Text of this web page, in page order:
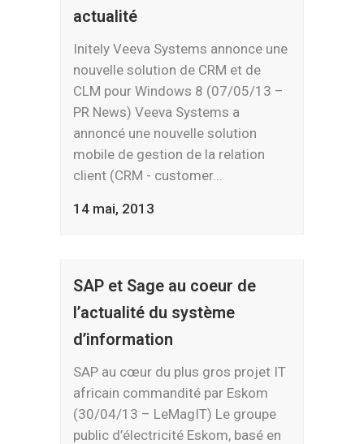
actualité
Initely Veeva Systems annonce une
nouvelle solution de CRM et de
CLM pour Windows 8 (07/05/13 –
PR News) Veeva Systems a
annoncé une nouvelle solution
mobile de gestion de la relation
client (CRM - customer...
14 mai, 2013
SAP et Sage au coeur de
l’actualité du système
d’information
SAP au cœur du plus gros projet IT
africain commandité par Eskom
(30/04/13 – LeMagIT) Le groupe
public d’électricité Eskom, basé en